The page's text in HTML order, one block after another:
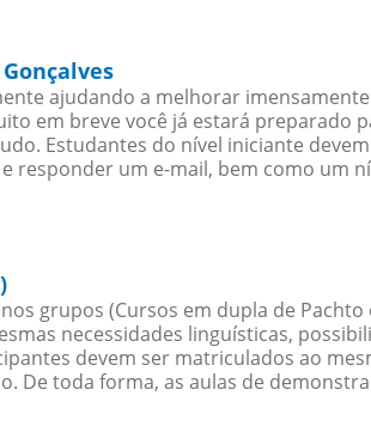
ajudando a melhorar
em breve você já estará preparado
Estudantes do nível iniciante
um e-mail, bem como um
grupos (Cursos em dupla de
necessidades linguísticas,
devem ser matriculados ao
De toda forma, as aulas de